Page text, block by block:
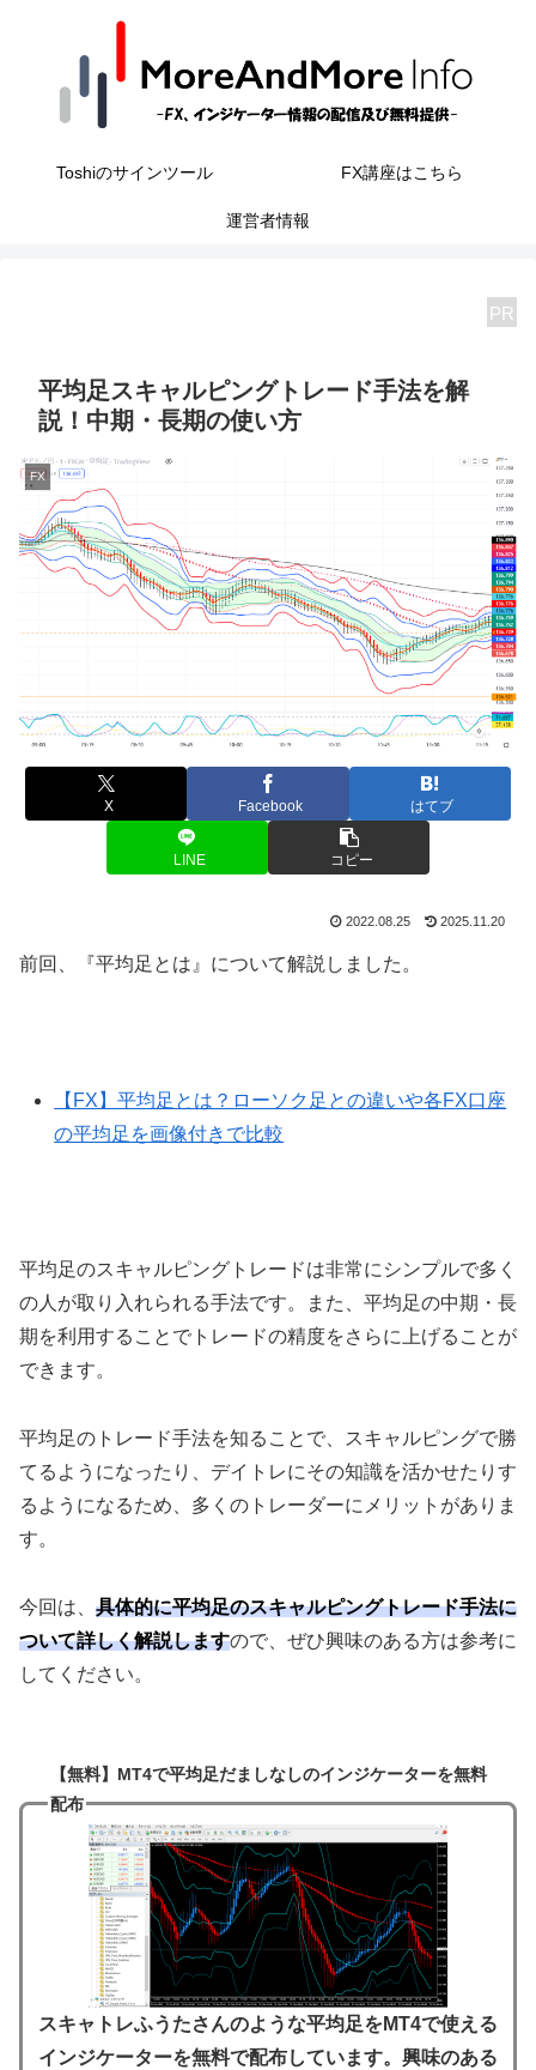
Toshiのサインツール FX講座はこちら
運営者情報
PR
平均足スキャルピングトレード手法を解
説！中期・長期の使い方
FX
X Facebook はてブ
LINE コピー
2022.08.25 2025.11.20
前回、『平均足とは』について解説しました。
【FX】平均足とは？ローソク足との違いや各FX口座
の平均足を画像付きで比較
平均足のスキャルピングトレードは非常にシンプルで多く
の人が取り入れられる手法です。また、平均足の中期・長
期を利用することでトレードの精度をさらに上げることが
できます。
平均足のトレード手法を知ることで、スキャルピングで勝
てるようになったり、デイトレにその知識を活かせたりす
るようになるため、多くのトレーダーにメリットがありま
す。
今回は、 具体的に平均足のスキャルピングトレード手法に
ついて詳しく解説しますので、ぜひ興味のある方は参考に
してください。
【無料】MT4で平均足だましなしのインジケーターを無料
配布
スキャトレふうたさんのような平均足をMT4で使える
インジケーターを無料で配布しています。興味のある